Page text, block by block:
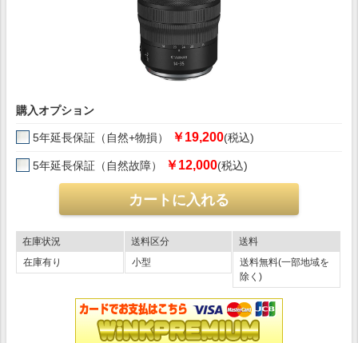
購入オプション
5年延長保証（自然+物損） ￥19,200(税込)
5年延長保証（自然故障） ￥12,000(税込)
在庫状況
在庫有り
送料区分
小型
送料
送料無料(一部地域を
除く)